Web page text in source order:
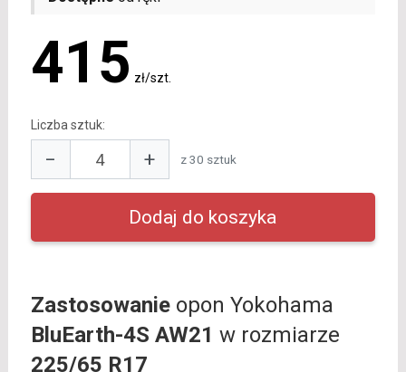
415 zł/szt.
Liczba sztuk:
− + z 30 sztuk
Zastosowanieopon Yokohama
BluEarth-4S AW21 w rozmiarze
225/65 R17